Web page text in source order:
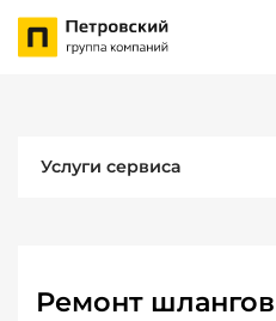
Услуги сервиса
Ремонт